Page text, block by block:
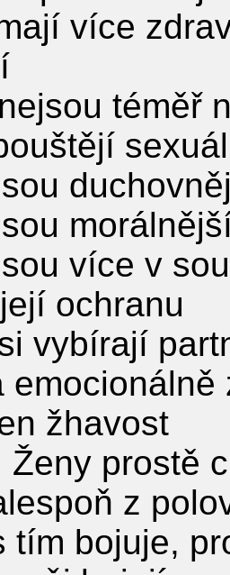
více
téměř
více v
ochranu
vybírají
žhavost
Ženy prostě
z
tím bojuje,